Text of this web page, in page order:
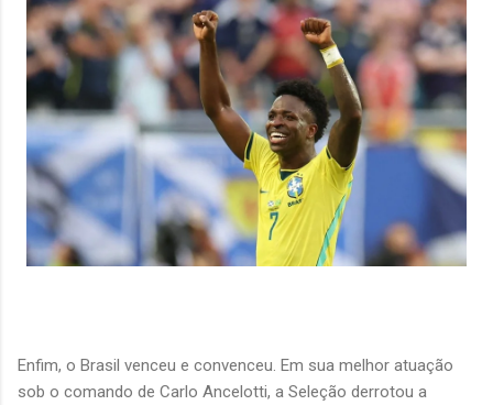
Enfim, o Brasil venceu e convenceu. Em sua melhor atuação
sob o comando de Carlo Ancelotti, a Seleção derrotou a